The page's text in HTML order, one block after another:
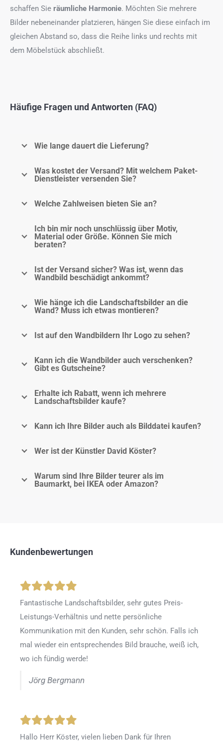
schaffen Sie räumliche Harmonie. Möchten Sie mehrere
Bilder nebeneinander platzieren, hängen Sie diese einfach im
gleichen Abstand so, dass die Reihe links und rechts mit
dem Möbelstück abschließt.
Häufige Fragen und Antworten (FAQ)
Wie lange dauert die Lieferung?
Was kostet der Versand? Mit welchem Paket-
Dienstleister versenden Sie?
Welche Zahlweisen bieten Sie an?
Ich bin mir noch unschlüssig über Motiv,
Material oder Größe. Können Sie mich
beraten?
Ist der Versand sicher? Was ist, wenn das
Wandbild beschädigt ankommt?
Wie hänge ich die Landschaftsbilder an die
Wand? Muss ich etwas montieren?
Ist auf den Wandbildern Ihr Logo zu sehen?
Kann ich die Wandbilder auch verschenken?
Gibt es Gutscheine?
Erhalte ich Rabatt, wenn ich mehrere
Landschaftsbilder kaufe?
Kann ich Ihre Bilder auch als Bilddatei kaufen?
Wer ist der Künstler David Köster?
Warum sind Ihre Bilder teurer als im
Baumarkt, bei IKEA oder Amazon?
Kundenbewertungen
Fantastische Landschaftsbilder, sehr gutes Preis-
Leistungs-Verhältnis und nette persönliche
Kommunikation mit den Kunden, sehr schön. Falls ich
mal wieder ein entsprechendes Bild brauche, weiß ich,
wo ich fündig werde!
Jörg Bergmann
Hallo Herr Köster, vielen lieben Dank für Ihren